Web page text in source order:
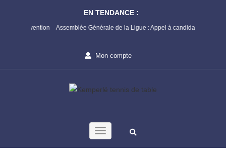
EN TENDANCE :
Prévention Assemblée Générale de la Ligue : Appel à candidature
Mon compte